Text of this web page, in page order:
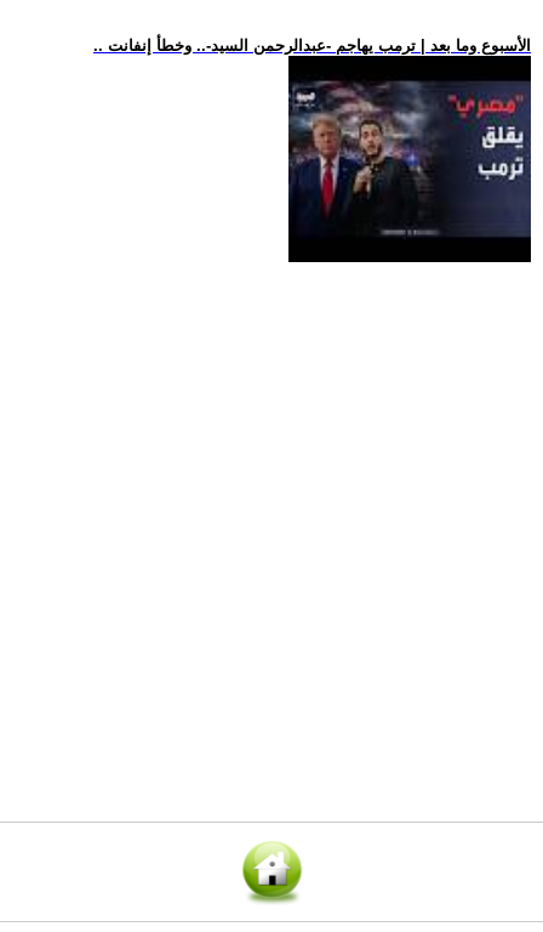
.. الأسبوع وما بعد | ترمب يهاجم -عبدالرحمن السيد-.. وخطأ إنفانت